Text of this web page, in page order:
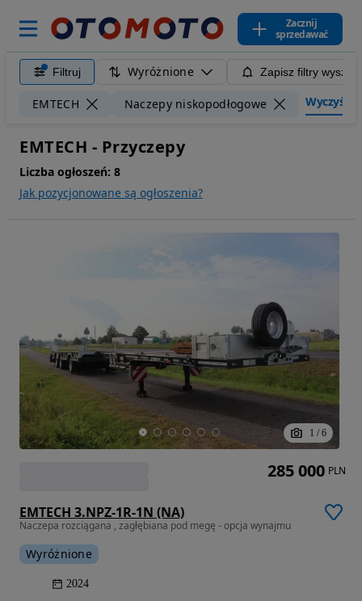
Zacznij
sprzedawać
Filtruj Wyróżnione Zapisz filtry
EMTECH Naczepy niskopodłogowe Wyczyść
EMTECH - Przyczepy
Liczba ogłoszeń: 8
Jak pozycjonowane są ogłoszenia?
1 / 6
EMTECH 3.NPZ-1R-1N (NA)
Naczepa rozciągana , zagłębiana pod megę - opcja wynajmu
Wyróżnione
2024
285 000 PLN